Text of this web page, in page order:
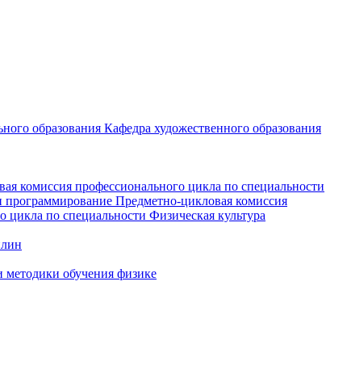
образования Кафедра художественного образования
комиссия профессионального цикла по специальности
программирование Предметно-цикловая комиссия
по специальности Физическая культура
обучения физике